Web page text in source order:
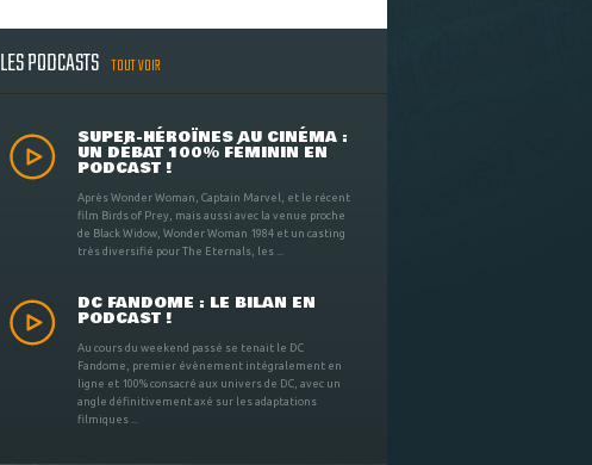
LES PODCASTS TOUT VOIR
SUPER-HÉROÏNES AU CINÉMA :
UN DÉBAT 100% FÉMININ EN
PODCAST !
Après Wonder Woman, Captain Marvel, et le récent
film Birds of Prey, mais aussi avec la venue proche
de Black Widow, Wonder Woman 1984 et un casting
très diversifié pour The Eternals, les ...
DC FANDOME : LE BILAN EN
PODCAST !
Au cours du weekend passé se tenait le DC
Fandome, premier évènement intégralement en
ligne et 100% consacré aux univers de DC, avec un
angle définitivement axé sur les adaptations
filmiques ...